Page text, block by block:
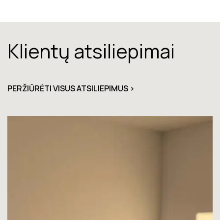
Klientų atsiliepimai
PERŽIŪRĖTI VISUS ATSILIEPIMUS >